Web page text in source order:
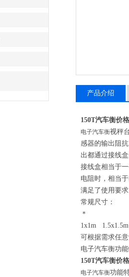
产品介绍
150T汽车衡价
电子汽车衡视秤
感器的输出阻
出都通过接线
接线盒相当于
电阻时，相当
满足了使用要求
常规尺寸：
＊
1x1m
可根据需求任意
电子汽车衡功能
150T汽车衡价
电子汽车衡功能